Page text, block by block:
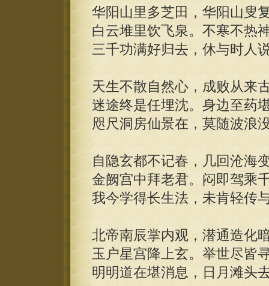
华阳山里多芝田，华阳山叟
白云堆里饮飞泉。不寒不热
三千功满好归去，休与时人
天生不散自然心，成败从来
迷途终是任埋沈。身边至药
咫尺洞房仙景在，莫随波浪
自隐玄都不记春，几回沧海
金阙宫中拜老君。闷即驾乘
我今学得长生法，未肯轻传
北帝南辰掌内观，潜通造化
玉户星宫降上玄。举世尽皆
明明道在堪消息，日月滩头